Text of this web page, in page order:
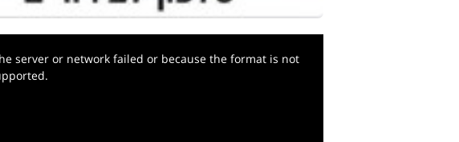
server or network failed or because the format is not